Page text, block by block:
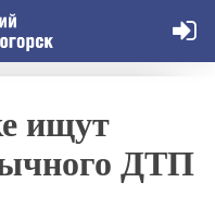
ищут
ДТП